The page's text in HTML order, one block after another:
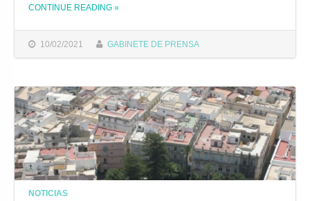
10/02/2021 GABINETE DE PRENSA
CONTINUE READING THE "LA FUNDACIÓN DE LA MUJER EXPONE ‘MUJERES DE LA CIENCIA ESPAÑOLAS’"
»
NOTICIAS